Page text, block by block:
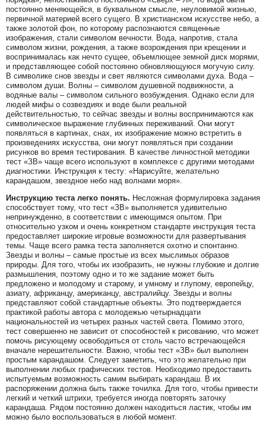
постоянно меняющейся, в буквальном смысле, неуловимой жизнью,
первичной материей всего сущего. В христианском искусстве небо, а
также золотой фон, по которому распознаются священные
изображения, стали символом вечности. Вода, напротив, стала
символом жизни, рождения, а также возрождения при крещении и
воспринималась как нечто сущее, объемлющее земной диск морями,
и представляющее собой постоянно обновляющуюся могучую силу.
В символике снов звезды и свет являются символами духа. Вода –
символом души. Волны – символом душевной подвижности, а
водяные валы – символом сильного возбуждения. Однако если для
людей мифы о созвездиях и воде были реальной
действительностью, то сейчас звезды и волны воспринимаются как
символическое выражение глубинных переживаний. Они могут
появляться в картинах, снах, их изображение можно встретить в
произведениях искусства, они могут появляться при создании
рисунков во время тестирования. В качестве личностной методики
тест «ЗВ» чаще всего используют в комплексе с другими методами
диагностики. Инструкция к тесту: «Нарисуйте, желательно
карандашом, звездное небо над волнами моря».
Инструкцию теста легко понять. Несложная формулировка задания
способствует тому, что тест «ЗВ» выполняется удивительно
непринужденно, в соответствии с имеющимся опытом. При
относительно узком и очень конкретном стандарте инструкция теста
предоставляет широкие игровые возможности для развертывания
темы. Чаще всего рамка теста заполняется охотно и спонтанно.
Звезды и волны – самые простые из всех мыслимых образов
природы. Для того, чтобы их изобразить, не нужны глубокие и долгие
размышления, поэтому одно и то же задание может быть
предложено и молодому и старому, и умному и глупому, европейцу,
азиату, африканцу, американцу, австралийцу. Звезды и волны
представляют собой стандартные объекты. Это подтверждается
практикой работы автора с молодежью четырнадцати
национальностей из четырех разных частей света. Помимо этого,
тест совершенно не зависит от способностей к рисованию, что может
помочь рисующему освободиться от столь часто встречающейся
вначале нерешительности. Важно, чтобы тест «ЗВ» был выполнен
простым карандашом. Следует заметить, что это желательно при
выполнении любых графических тестов. Необходимо предоставить
испытуемым возможность самим выбирать карандаш. В их
распоряжении должна быть также точилка. Для того, чтобы привести
легкий и четкий штрихи, требуется иногда повторять заточку
карандаша. Рядом постоянно должен находиться ластик, чтобы им
можно было воспользоваться в любой момент.